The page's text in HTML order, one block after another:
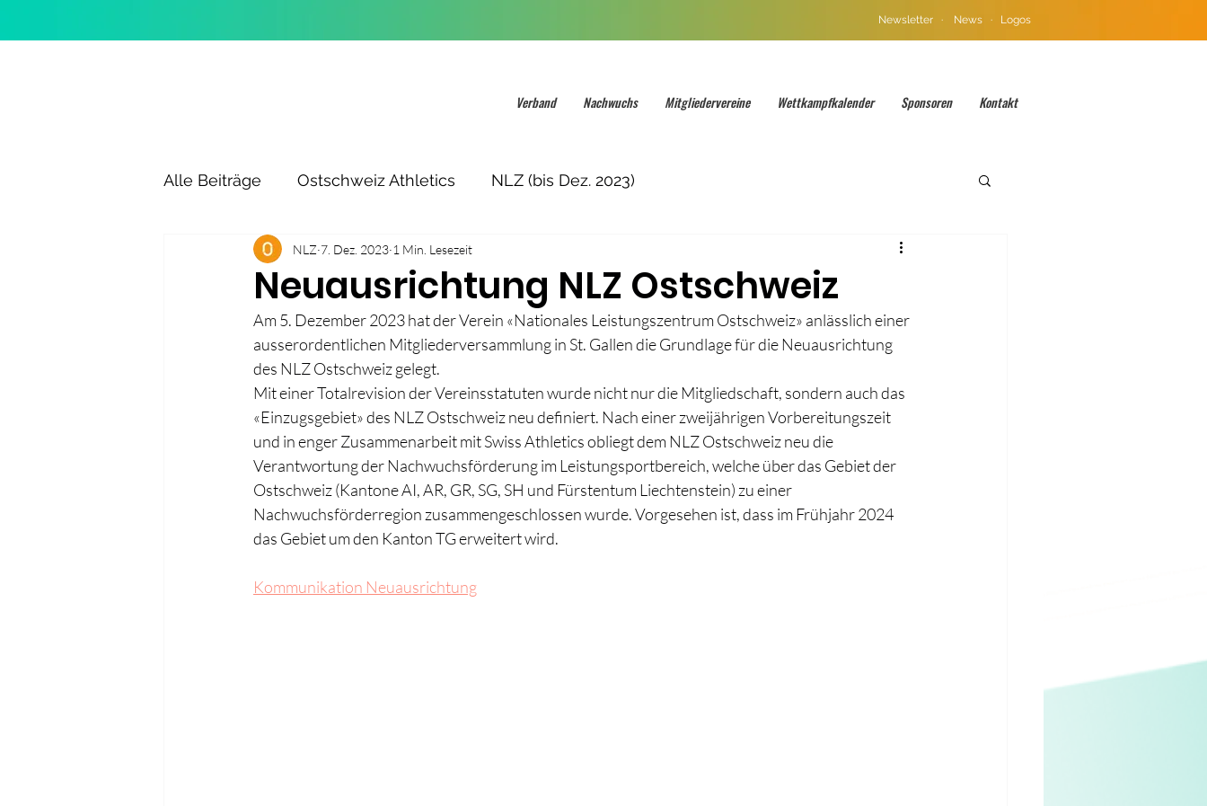
Newsletter · News · Logos
Verband Nachwuchs Mitgliedervereine Wettkampfkalender Sponsoren Kontakt
Alle Beiträge Ostschweiz Athletics NLZ (bis Dez. 2023)
Neuausrichtung NLZ Ostschweiz
NLZ 7. Dez. 2023 1 Min. Lesezeit
Am 5. Dezember 2023 hat der Verein «Nationales Leistungszentrum Ostschweiz» anlässlich einer
ausserordentlichen Mitgliederversammlung in St. Gallen die Grundlage für die Neuausrichtung
des NLZ Ostschweiz gelegt.
Mit einer Totalrevision der Vereinsstatuten wurde nicht nur die Mitgliedschaft, sondern auch das
«Einzugsgebiet» des NLZ Ostschweiz neu definiert. Nach einer zweijährigen Vorbereitungszeit
und in enger Zusammenarbeit mit Swiss Athletics obliegt dem NLZ Ostschweiz neu die
Verantwortung der Nachwuchsförderung im Leistungsportbereich, welche über das Gebiet der
Ostschweiz (Kantone AI, AR, GR, SG, SH und Fürstentum Liechtenstein) zu einer
Nachwuchsförderregion zusammengeschlossen wurde. Vorgesehen ist, dass im Frühjahr 2024
das Gebiet um den Kanton TG erweitert wird.
Kommunikation Neuausrichtung